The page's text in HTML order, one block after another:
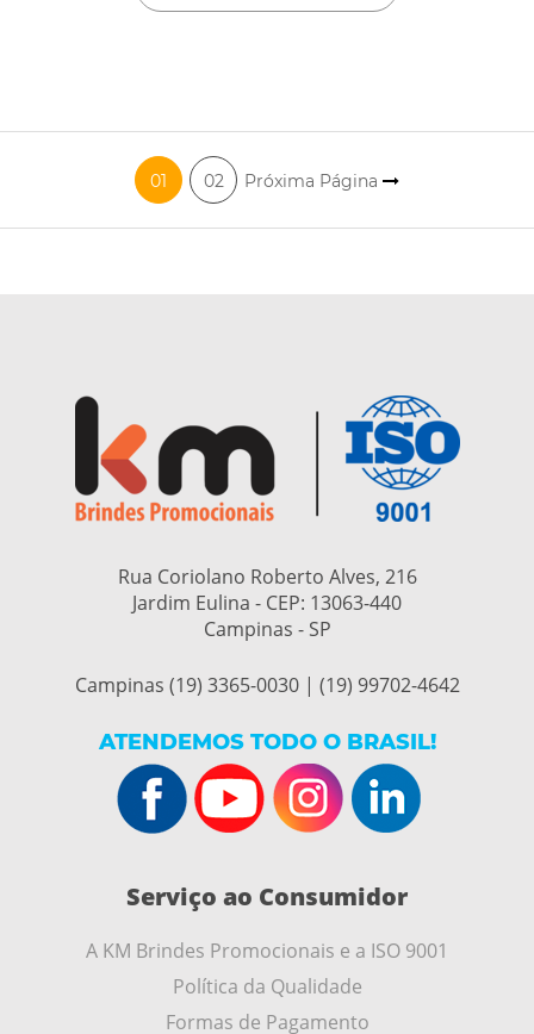
01 02 Próxima Página
Rua Coriolano Roberto Alves, 216
Jardim Eulina - CEP: 13063-440
Campinas - SP
Campinas (19) 3365-0030 | (19) 99702-4642
ATENDEMOS TODO O BRASIL!
Serviço ao Consumidor
A KM Brindes Promocionais e a ISO 9001
Política da Qualidade
Formas de Pagamento